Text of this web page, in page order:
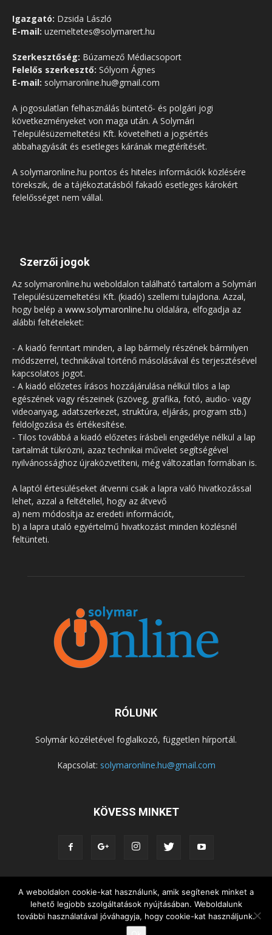
Igazgató: Dzsida László
E-mail: uzemeltetes@solymarert.hu
Szerkesztőség: Búzamező Médiacsoport
Felelős szerkesztő: Sólyom Ágnes
E-mail: solymaronline.hu@gmail.com
A jogosulatlan felhasználás büntető- és polgári jogi
következményeket von maga után. A Solymári
Településüzemeltetési Kft. követelheti a jogsértés
abbahagyását és esetleges kárának megtérítését.
A solymaronline.hu pontos és hiteles információk közlésére
törekszik, de a tájékoztatásból fakadó esetleges károkért
felelősséget nem vállal.
Szerzői jogok
Az solymaronline.hu weboldalon található tartalom a Solymári
Településüzemeltetési Kft. (kiadó) szellemi tulajdona. Azzal,
hogy belép a www.solymaronline.hu oldalára, elfogadja az
alábbi feltételeket:
- A kiadó fenntart minden, a lap bármely részének bármilyen
módszerrel, technikával történő másolásával és terjesztésével
kapcsolatos jogot.
- A kiadó előzetes írásos hozzájárulása nélkül tilos a lap
egészének vagy részeinek (szöveg, grafika, fotó, audio- vagy
videoanyag, adatszerkezet, struktúra, eljárás, program stb.)
feldolgozása és értékesítése.
- Tilos továbbá a kiadó előzetes írásbeli engedélye nélkül a lap
tartalmát tükrözni, azaz technikai művelet segítségével
nyilvánossághoz újraközvetíteni, még változatlan formában is.
A laptól értesüléseket átvenni csak a lapra való hivatkozással
lehet, azzal a feltétellel, hogy az átvevő
a) nem módosítja az eredeti információt,
b) a lapra utaló egyértelmű hivatkozást minden közlésnél
feltünteti.
RÓLUNK
Solymár közéletével foglalkozó, független hírportál.
Kapcsolat: solymaronline.hu@gmail.com
KÖVESS MINKET
KÖZÉLET KÖZÖSSÉGEK
SZABADIDŐ
NEMZETISÉG, HELYTÖRTÉNET
RIPORTOK
KÖZÉRDEKŰ INFORMÁCIÓK
A weboldalon cookie-kat használunk, amik segítenek minket a
lehető legjobb szolgáltatások nyújtásában. Weboldalunk
további használatával jóváhagyja, hogy cookie-kat használjunk.